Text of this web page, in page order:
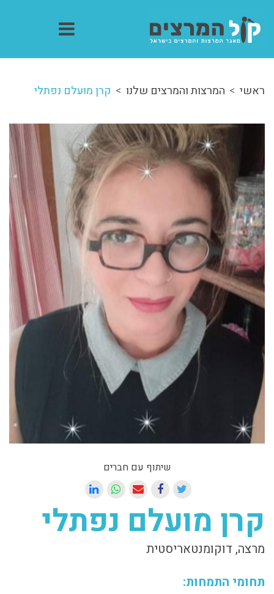
ראשי המרצות והמרצים שלנו קרן מועלם נפתלי
שיתוף עם חברים
קרן מועלם נפתלי
מרצה, דוקומנטאריסטית
תחומי התמחות: